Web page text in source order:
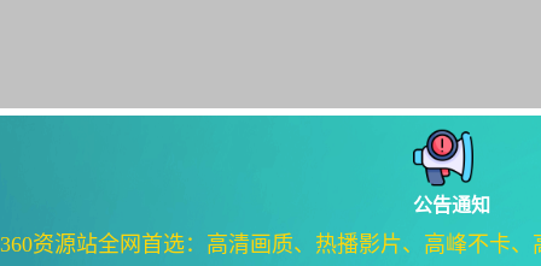
公告通知
360资源站全网首选：高清画质、热播影片、高峰不卡